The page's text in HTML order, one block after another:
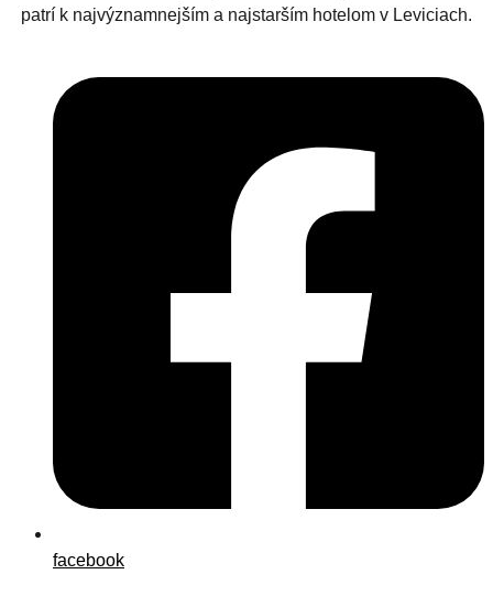
patrí k najvýznamnejším a najstarším hotelom v Leviciach.
facebook